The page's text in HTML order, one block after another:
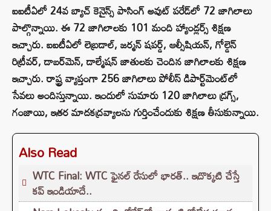
ఐఐటీఏలో 24వ బ్యాచ్ కెనైన్స్ పాసింగ్ అవుట్ పరేడ్‌లో 72 జాగిలాలు
పాల్గొన్నాయి. ఈ 72 జాగిలాలకు 101 మంది హ్యాండ్లర్స్ శిక్షణ
ఇచ్చారు. ఐఐటీఏలో లెబ్రడాల్‌‌‌‌, జర్మన్‌‌‌‌ షపర్డ్‌‌‌‌, ఆల్సీషియన్‌‌‌‌, గోల్డెన్‌‌‌‌
రిట్రీవర్‌‌‌‌, డాబర్‌‌‌‌మెన్‌‌‌‌, డాల్మేషన్‌‌‌‌ జాతులకు చెందిన జాగిలాలకు శిక్షణ
ఇచ్చారు. రాష్ట్ర వ్యాప్తంగా 256 జాగిలాలు పోలీస్‌‌‌‌ డిపార్ట్‌‌‌‌మెంట్‌‌‌‌లో
సేవలు అందిస్తున్నాయి. ఇందులో సుమారు 120 జాగిలాలు డ్రగ్స్,
గంజాయి, ఇతర మాదకద్రవ్యాలను గుర్తించేందుకు శిక్షణ తీసుకున్నాయి.
Also Read
WTC Final: WTC ఫైనల్ రేసులో భారత్.. ఇదొక్కటి చేస్తే
కప్ ఇండియాదే..